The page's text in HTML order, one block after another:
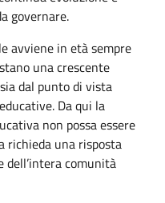
governare.
avviene in età sempre
una crescente
dal punto di vista
Da qui la
non possa essere
richieda una risposta
dell’intera comunità